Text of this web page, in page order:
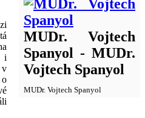
MUDr. Vojtech
Spanyol - MUDr.
Vojtech Spanyol
MUDr. Vojtech Spanyol
i